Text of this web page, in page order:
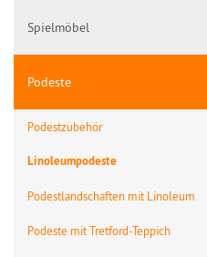
Spielmöbel
Podeste
Podestzubehör
Linoleumpodeste
Podestlandschaften mit Linoleum
Podeste mit Tretford-Teppich